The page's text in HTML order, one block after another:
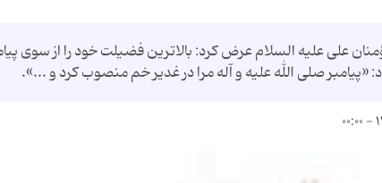
علی علیه السلام عرض کرد: بالاترین فضیلت خود را از سوی
صلی الله علیه و آله مرا در غدیر خم منصوب کرد و ...».